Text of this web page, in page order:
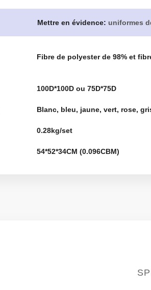
Mettre en évidence: uniformes
Fibre de polyester de 98% et
100D*100D ou 75D*75D
Blanc, bleu, jaune, vert, rose,
0.28kg/set
54*52*34CM (0.096CBM)